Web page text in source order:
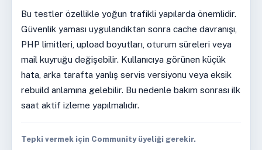
Bu testler özellikle yoğun trafikli yapılarda önemlidir.
Güvenlik yaması uygulandıktan sonra cache davranışı,
PHP limitleri, upload boyutları, oturum süreleri veya
mail kuyruğu değişebilir. Kullanıcıya görünen küçük
hata, arka tarafta yanlış servis versiyonu veya eksik
rebuild anlamına gelebilir. Bu nedenle bakım sonrası ilk
saat aktif izleme yapılmalıdır.
Tepki vermek için Community üyeliği gerekir.